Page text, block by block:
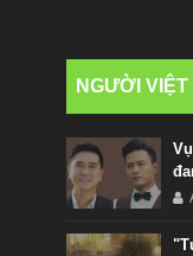
NGƯỜI VIỆT